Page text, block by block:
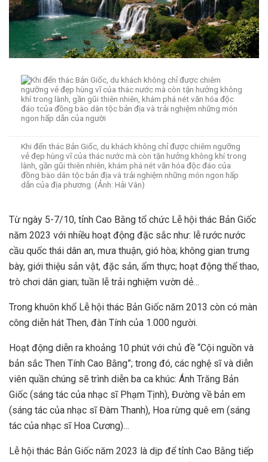
Khi đến thác Bản Giốc, du khách không chỉ được chiêm ngưỡng
vẻ đẹp hùng vĩ của thác nước mà còn tận hưởng không khí trong
lành, gần gũi thiên nhiên, khám phá nét văn hóa độc đáo của
đồng bào dân tộc bản địa và trải nghiệm những món ngon hấp
dẫn của địa phương. (Ảnh: Hải Vân)
Từ ngày 5-7/10, tỉnh Cao Bằng tổ chức Lễ hội thác Bản Giốc
năm 2023 với nhiều hoạt động đặc sắc như: lễ rước nước
cầu quốc thái dân an, mưa thuận, gió hòa; không gian trưng
bày, giới thiệu sản vật, đặc sản, ẩm thực; hoạt động thể thao,
trò chơi dân gian; tuần lễ trải nghiệm vườn dẻ…
Trong khuôn khổ Lễ hội thác Bản Giốc năm 2013 còn có màn
công diễn hát Then, đàn Tính của 1.000 người.
Hoạt động diễn ra khoảng 10 phút với chủ đề “Cội nguồn và
bản sắc Then Tính Cao Bằng”; trong đó, các nghệ sĩ và diễn
viên quần chúng sẽ trình diễn ba ca khúc: Ánh Trăng Bản
Giốc (sáng tác của nhạc sĩ Phạm Tịnh), Đường về bản em
(sáng tác của nhạc sĩ Đàm Thanh), Hoa rừng quê em (sáng
tác của nhạc sĩ Hoa Cương)…
Lễ hội thác Bản Giốc năm 2023 là dịp để tỉnh Cao Bằng tiếp